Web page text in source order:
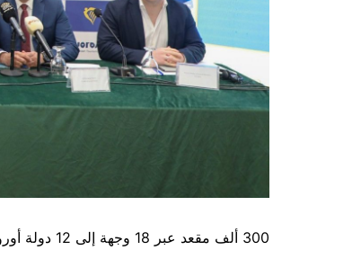
300 ألف مقعد عبر 18 وجهة إلى 12 دولة أوروبية ومقترح استثماري يشمل عمّان والعقبة ومطار ماركا